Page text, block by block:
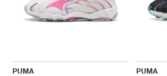
PUMA
PUMA